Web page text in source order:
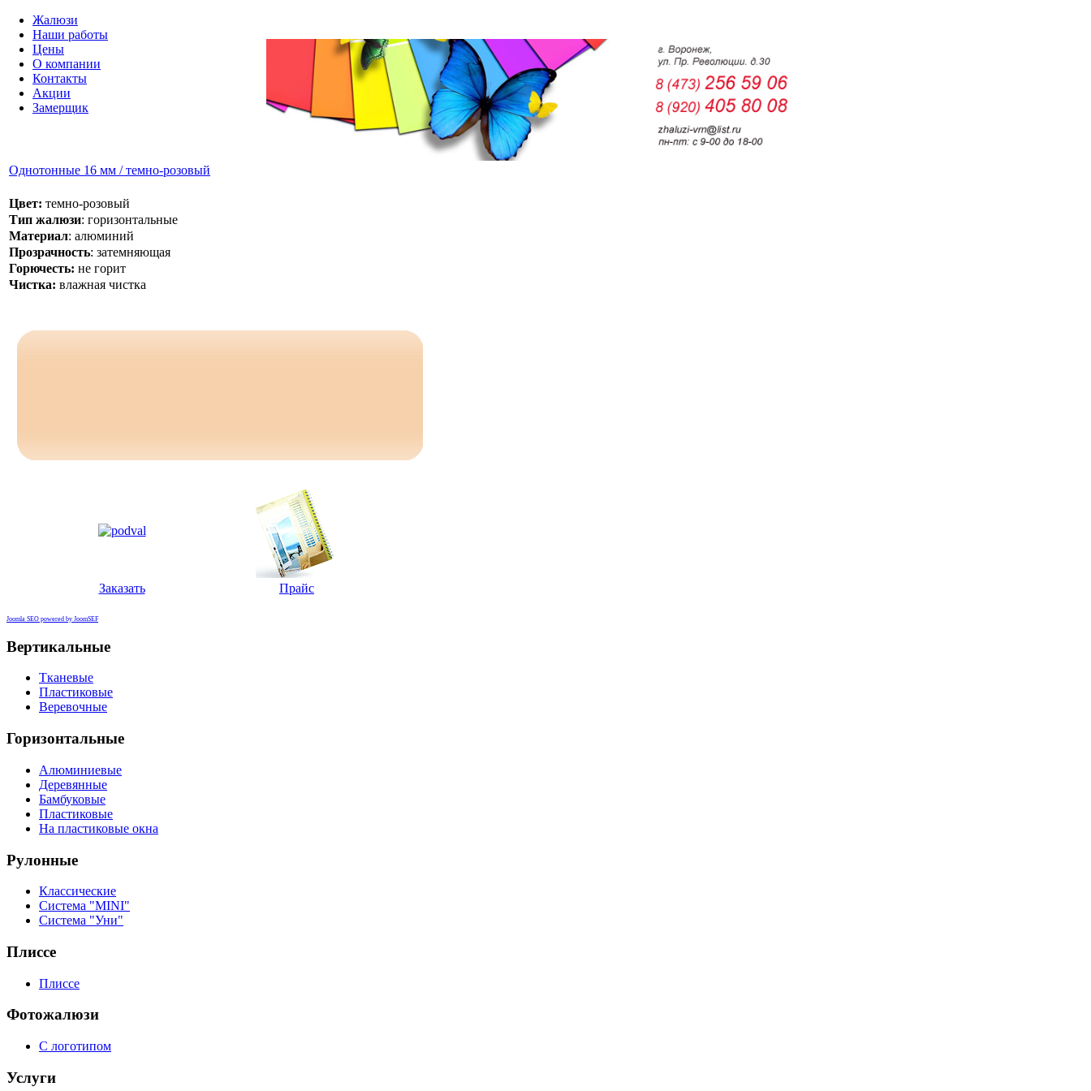
Жалюзи
Наши работы
Цены
О компании
Контакты
Акции
Замерщик
Однотонные 16 мм / темно-розовый
Цвет: темно-розовый
Тип жалюзи: горизонтальные
Материал: алюминий
Прозрачность: затемняющая
Горючесть: не горит
Чистка: влажная чистка
Заказать Прайс
Joomla SEO powered by JoomSEF
Вертикальные
Тканевые
Пластиковые
Веревочные
Горизонтальные
Алюминиевые
Деревянные
Бамбуковые
Пластиковые
На пластиковые окна
Рулонные
Классические
Система "MINI"
Система "Уни"
Плиссе
Плиссе
Фотожалюзи
С логотипом
Услуги